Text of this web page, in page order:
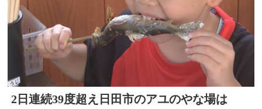
2日連続39度超え日田市のアユのやな場は